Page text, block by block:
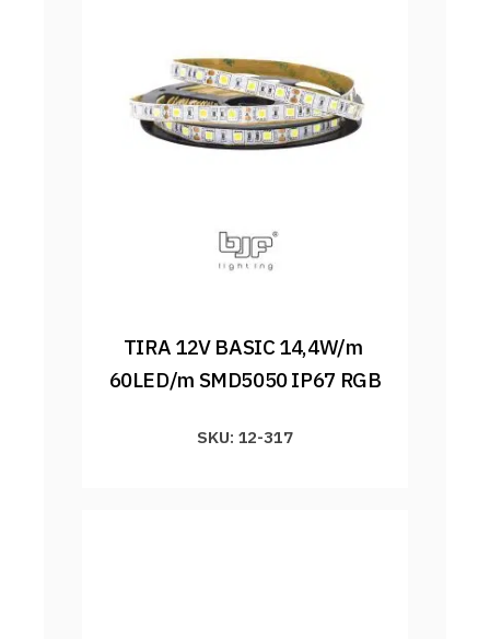
TIRA 12V BASIC 14,4W/m
60LED/m SMD5050 IP67 RGB
SKU: 12-317